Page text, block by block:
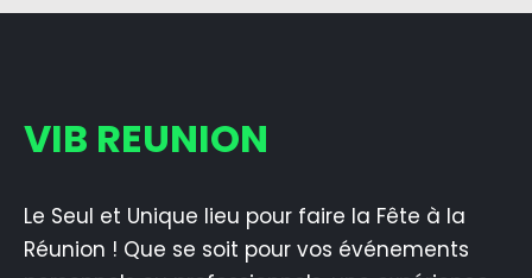
VIB REUNION
Le Seul et Unique lieu pour faire la Fête à la
Réunion ! Que se soit pour vos événements